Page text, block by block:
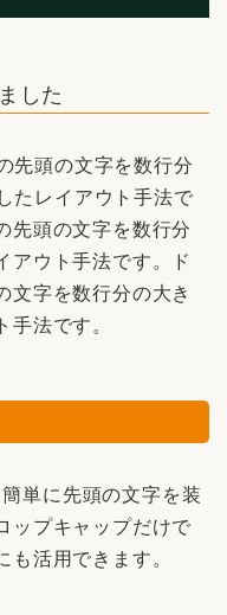
した
たレイアウト手法で
先頭の文字を数行分
アウト手法です。ド
文字を数行分の大き
手法です。
単に先頭の文字を装
ップキャップだけで
も活用できます。